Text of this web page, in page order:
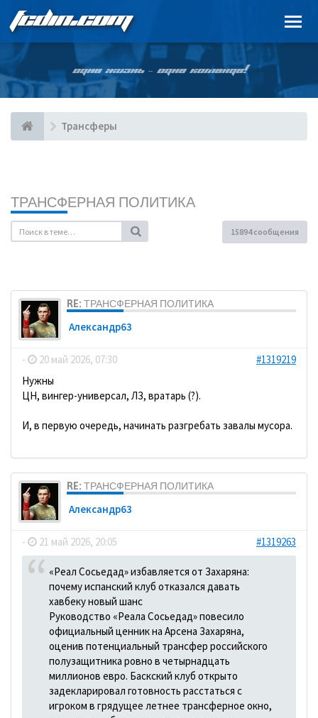
FCDIN.COM
ОДНА ЖИЗНЬ – ОДНА КОМАНДА!
Трансферы
ТРАНСФЕРНАЯ ПОЛИТИКА
15894 сообщения
RE: ТРАНСФЕРНАЯ ПОЛИТИКА
Александр63
- 20 май 2026, 07:30
#1319219
Нужны
ЦН, вингер-универсал, ЛЗ, вратарь (?).
И, в первую очередь, начинать разгребать завалы мусора.
RE: ТРАНСФЕРНАЯ ПОЛИТИКА
Александр63
- 21 май 2026, 20:05 #1319263
«Реал Сосьедад» избавляется от Захаряна:
почему испанский клуб отказался давать
хавбеку новый шанс
Руководство «Реала Сосьедад» повесило
официальный ценник на Арсена Захаряна,
оценив потенциальный трансфер российского
полузащитника ровно в четырнадцать
миллионов евро. Баскский клуб открыто
задекларировал готовность расстаться с
игроком в грядущее летнее трансферное окно,